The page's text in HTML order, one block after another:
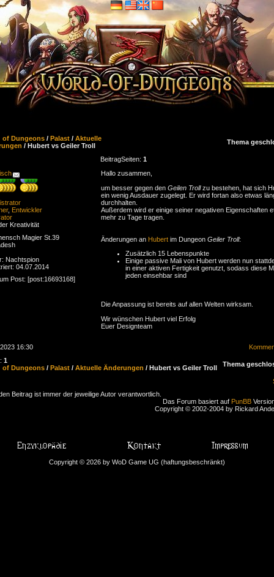
of Dungeons / Palast / Aktuelle
/ Hubert vs Geiler Troll Thema
BeitragSeiten: 1
, Entwickler
Kreativität
Magier St.39
Nachtspion
04.07.2014
Post: [post:16693168]
Hallo zusammen,
um besser gegen den Geilen Trollzu bestehen, hat sich
ein wenig Ausdauer zugelegt. Er wird fortan also etwas
durchhalten.
Außerdem wird er einige seiner negativen Eigenschaften
mehr zu Tage tragen.
Änderungen an Hubert im Dungeon Geiler Troll:
Zusätzlich 15 Lebenspunkte
Einige passive Mali von Hubert werden nun
in einer aktiven Fertigkeit genutzt, sodass diese
jeden einsehbar sind
Die Anpassung ist bereits auf allen Welten wirksam.
Wir wünschen Hubert viel Erfolg
Euer Designteam
16:30
1
of Dungeons / Palast / Aktuelle Änderungen / Hubert vs Geiler Troll Thema
Beitrag ist immer der jeweilige Autor verantwortlich.
Das Forum basiert auf PunBB
Copyright © 2002-2004 by Rickard
Copyright © 2026 by WoD Game UG (haftungsbeschränkt)